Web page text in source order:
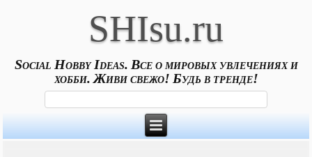
SHIsu.ru
Social Hobby Ideas. Все о мировых увлечениях и
хобби. Живи свежо! Будь в тренде!